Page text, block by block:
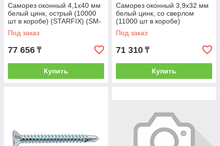
Саморез оконный 4,1x40 мм
белый цинк, острый (10000
шт в коробе) (STARFIX) (SM-
39928-10000)
Под заказ
77 656 ₸
Купить
Саморез оконный 3,9x32 мм
белый цинк, со сверлом
(11000 шт в коробе)
(STARFIX) (SM-80895-11000)
Под заказ
71 310 ₸
Купить